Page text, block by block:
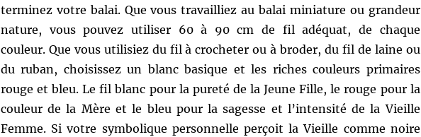
terminez votre balai. Que vous travailliez au balai miniature ou grandeur
nature, vous pouvez utiliser 60 à 90 cm de fil adéquat, de chaque
couleur. Que vous utilisiez du fil à crocheter ou à broder, du fil de laine ou
du ruban, choisissez un blanc basique et les riches couleurs primaires
rouge et bleu. Le fil blanc pour la pureté de la Jeune Fille, le rouge pour la
couleur de la Mère et le bleu pour la sagesse et l’intensité de la Vieille
Femme. Si votre symbolique personnelle perçoit la Vieille comme noire